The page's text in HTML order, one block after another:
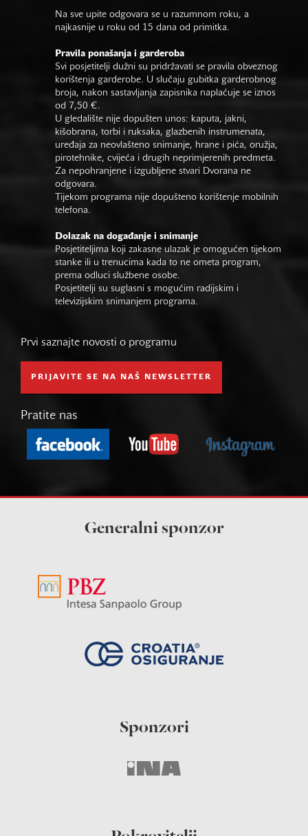
Na sve upite odgovara se u razumnom roku, a
najkasnije u roku od 15 dana od primitka.
Pravila ponašanja i garderoba
Svi posjetitelji dužni su pridržavati se pravila obveznog
korištenja garderobe. U slučaju gubitka garderobnog
broja, nakon sastavljanja zapisnika naplaćuje se iznos
od 7,50 €.
U gledalište nije dopušten unos: kaputa, jakni,
kišobrana, torbi i ruksaka, glazbenih instrumenata,
uređaja za neovlašteno snimanje, hrane i pića, oružja,
pirotehnike, cvijeća i drugih neprimjerenih predmeta.
Za nepohranjene i izgubljene stvari Dvorana ne
odgovara.
Tijekom programa nije dopušteno korištenje mobilnih
telefona.
Dolazak na događanje i snimanje
Posjetiteljima koji zakasne ulazak je omogućen tijekom
stanke ili u trenucima kada to ne ometa program,
prema odluci službene osobe.
Posjetitelji su suglasni s mogućim radijskim i
televizijskim snimanjem programa.
Prvi saznajte novosti o programu
PRIJAVITE SE NA NAŠ NEWSLETTER
Pratite nas
Generalni sponzor
Sponzori